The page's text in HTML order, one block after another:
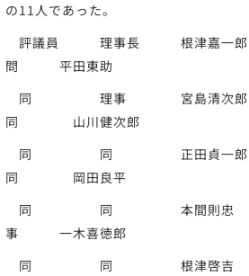
の11人であった。
評議員 理事長 根津嘉
問 平田東助
同 理事 宮島
同 山川健次郎
同 同 正田貞
同 岡田良平
同 同 本間則
事 一木喜徳郎
同 同 根津